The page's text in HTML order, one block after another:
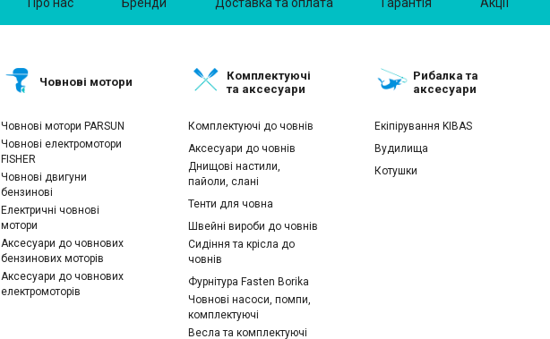
Про нас Бренди Доставка та оплата Гарантія Акції
Човнові мотори
Човнові мотори PARSUN
Човнові електромотори
FISHER
Човнові двигуни
бензинові
Електричні човнові
мотори
Аксесуари до човнових
бензинових моторів
Аксесуари до човнових
електромоторів
Комплектуючі
та аксесуари
Комплектуючі до човнів
Аксесуари до човнів
Днищові настили,
пайоли, слані
Тенти для човна
Швейні вироби до човнів
Сидіння та крісла до
човнів
Фурнітура Fasten Borika
Човнові насоси, помпи,
комплектуючі
Весла та комплектуючі
Рибалка та
аксесуари
Екіпірування KIBAS
Вудилища
Котушки